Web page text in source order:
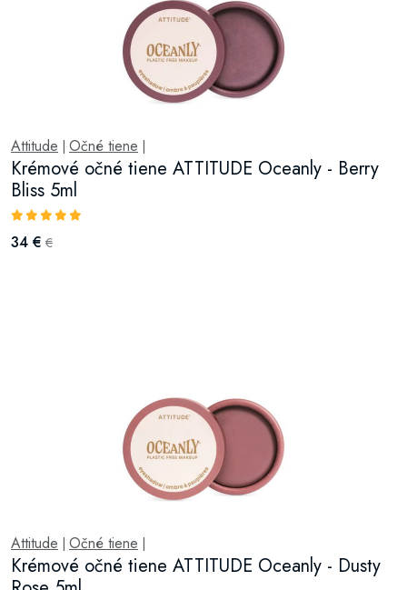
Attitude Očné tiene
Krémové očné tiene ATTITUDE Oceanly - Berry
Bliss 5ml
34 € €
Attitude Očné tiene
Krémové očné tiene ATTITUDE Oceanly - Dusty